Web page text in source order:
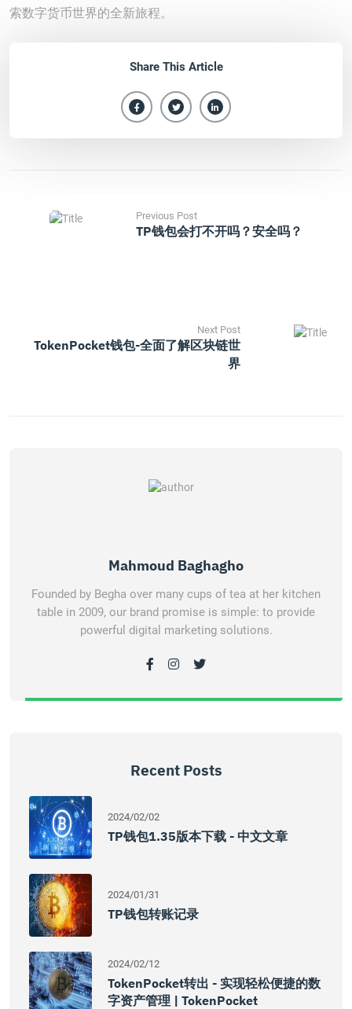
索数字货币世界的全新旅程。
Share This Article
Previous Post
TP钱包会打不开吗？安全吗？
Next Post
TokenPocket钱包-全面了解区块链世
界
Mahmoud Baghagho
Founded by Begha over many cups of tea at her kitchen
table in 2009, our brand promise is simple: to provide
powerful digital marketing solutions.
Recent Posts
2024/02/02
TP钱包1.35版本下载 - 中文文章
2024/01/31
TP钱包转账记录
2024/02/12
TokenPocket转出 - 实现轻松便捷的数
字资产管理 | TokenPocket